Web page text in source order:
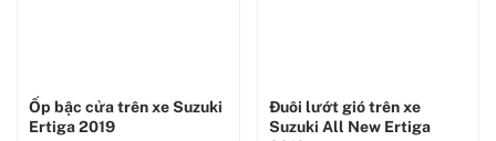
Ốp bậc cửa trên xe Suzuki
Ertiga 2019
Đuôi lướt gió trên xe
Suzuki All New Ertiga